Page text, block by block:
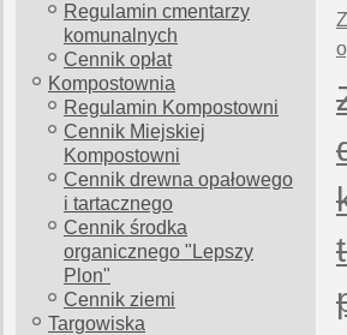
Regulamin cmentarzy
komunalnych
Cennik opłat
Kompostownia
Regulamin Kompostowni
Cennik Miejskiej
Kompostowni
Cennik drewna opałowego
i tartacznego
Cennik środka
organicznego "Lepszy
Plon"
Cennik ziemi
Targowiska